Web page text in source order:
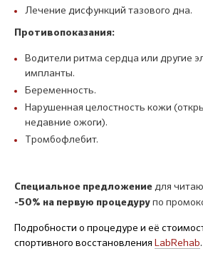
Лечение дисфункций тазового дна.
Противопоказания:
Водители ритма сердца или другие
импланты.
Беременность.
Нарушенная целостность кожи
недавние ожоги).
Тромбофлебит.
Специальное предложение для
-50% на первую процедуру по
Подробности о процедуре и её
спортивного восстановления LabRehab.